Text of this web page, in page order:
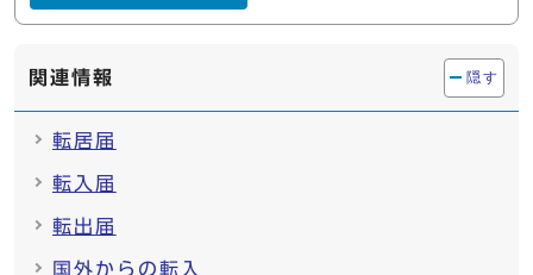
関連情報 隠す
転居届
転入届
転出届
国外からの転入